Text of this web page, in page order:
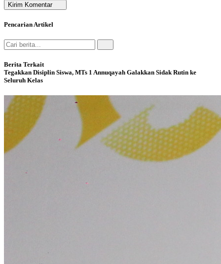
Kirim Komentar
Pencarian Artikel
Berita Terkait
Tegakkan Disiplin Siswa, MTs 1 Annuqayah Galakkan Sidak Rutin ke
Seluruh Kelas